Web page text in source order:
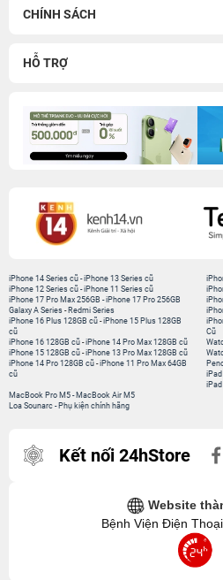
CHÍNH SÁCH
HỖ TRỢ
iPhone 14 Series cũ -iPhone 13 Series cũ
iPhone 12 Series cũ -iPhone 11 Series cũ
iPhone 17 Pro Max 256GB -iPhone 17 Pro 256GB
Galaxy A Series - Redmi Series
iPhone 16 Plus 128GB cũ -iPhone 15 Plus 128GB
cũ
iPhone 16 128GB cũ -iPhone 14 Pro Max 128GB cũ
iPhone 15 128GB cũ -iPhone 13 Pro Max 128GB cũ
iPhone 14 Pro 128GB cũ -iPhone 11 Pro Max 64GB
cũ
Cũ
MacBook Pro M5 - MacBook Air M5
Loa Sounarc - Phụ kiện chính hãng
Kết nối 24hStore
Website
Bệnh Viện Điện